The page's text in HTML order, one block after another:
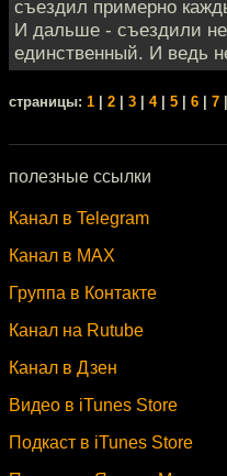
съездил примерно
И дальше - съездили
единственный. И ведь
cтраницы: 1 2 3 4| 5 6 7
полезные ссылки
Канал в Telegram
Канал в MAX
Группа в Контакте
Канал на Rutube
Канал в Дзен
Видео в iTunes Store
Подкаст в iTunes Store